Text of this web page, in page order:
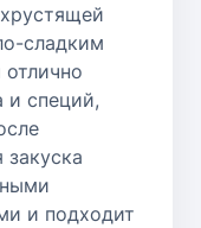
сладким
и специй,
закуска
и подходит